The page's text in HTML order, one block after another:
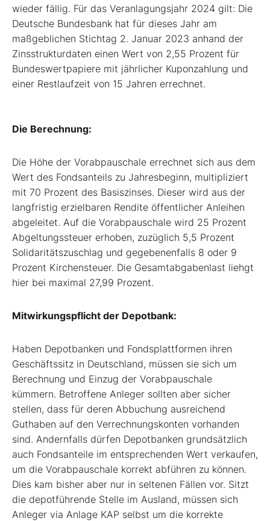
wieder fällig. Für das Veranlagungsjahr 2024 gilt: Die
Deutsche Bundesbank hat für dieses Jahr am
maßgeblichen Stichtag 2. Januar 2023 anhand der
Zinsstrukturdaten einen Wert von 2,55 Prozent für
Bundeswertpapiere mit jährlicher Kuponzahlung und
einer Restlaufzeit von 15 Jahren errechnet.
Die Berechnung:
Die Höhe der Vorabpauschale errechnet sich aus dem
Wert des Fondsanteils zu Jahresbeginn, multipliziert
mit 70 Prozent des Basiszinses. Dieser wird aus der
langfristig erzielbaren Rendite öffentlicher Anleihen
abgeleitet. Auf die Vorabpauschale wird 25 Prozent
Abgeltungssteuer erhoben, zuzüglich 5,5 Prozent
Solidaritätszuschlag und gegebenenfalls 8 oder 9
Prozent Kirchensteuer. Die Gesamtabgabenlast liehgt
hier bei maximal 27,99 Prozent.
Mitwirkungspflicht der Depotbank:
Haben Depotbanken und Fondsplattformen ihren
Geschäftssitz in Deutschland, müssen sie sich um
Berechnung und Einzug der Vorabpauschale
kümmern. Betroffene Anleger sollten aber sicher
stellen, dass für deren Abbuchung ausreichend
Guthaben auf den Verrechnungskonten vorhanden
sind. Andernfalls dürfen Depotbanken grundsätzlich
auch Fondsanteile im entsprechenden Wert verkaufen,
um die Vorabpauschale korrekt abführen zu können.
Dies kam bisher aber nur in seltenen Fällen vor. Sitzt
die depotführende Stelle im Ausland, müssen sich
Anleger via Anlage KAP selbst um die korrekte